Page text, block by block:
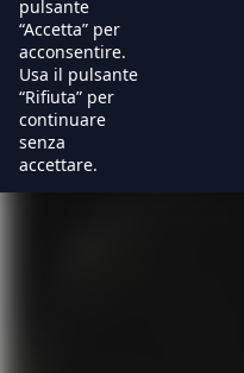
pulsante
“Accetta” per
acconsentire.
Usa il pulsante
“Rifiuta” per
continuare
senza
accettare.